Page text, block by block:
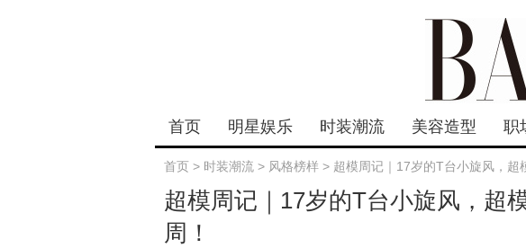
首页 明星娱乐 时装潮流 美容造型 职
首页 > 时装潮流 > 风格榜样 > 超模周记｜17岁的T台小旋风，超
超模周记｜17岁的T台小旋风，超
周！